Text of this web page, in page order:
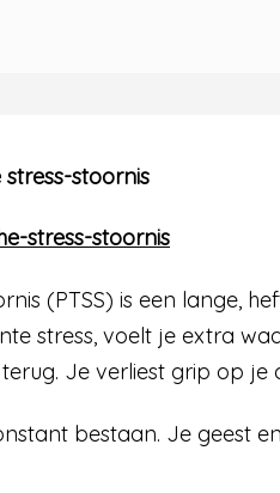
stoornis
stress-stoornis
(PTSS) is een lange,
stress, voelt je extra
Je verliest grip op je
bestaan. Je geest